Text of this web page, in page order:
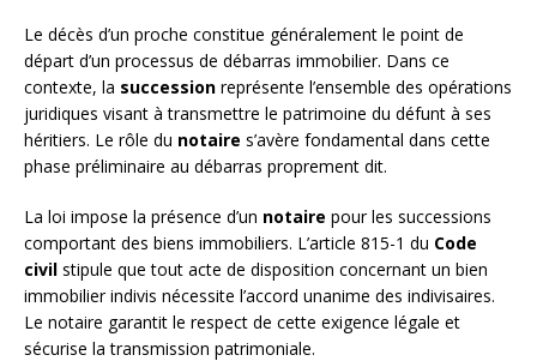
Le décès d’un proche constitue généralement le point de
départ d’un processus de débarras immobilier. Dans ce
contexte, la succession représente l’ensemble des opérations
juridiques visant à transmettre le patrimoine du défunt à ses
héritiers. Le rôle du notaire s’avère fondamental dans cette
phase préliminaire au débarras proprement dit.
La loi impose la présence d’un notaire pour les successions
comportant des biens immobiliers. L’article 815-1 du Code
civil stipule que tout acte de disposition concernant un bien
immobilier indivis nécessite l’accord unanime des indivisaires.
Le notaire garantit le respect de cette exigence légale et
sécurise la transmission patrimoniale.